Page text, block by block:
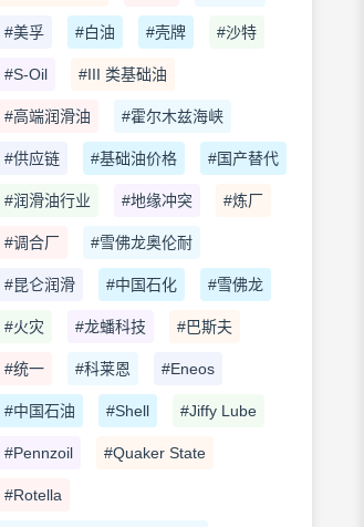
#美孚 #白油 #壳牌 #沙特
#S-Oil #III 类基础油
#高端润滑油 #霍尔木兹海峡
#供应链 #基础油价格 #国产替代
#润滑油行业 #地缘冲突 #炼厂
#调合厂 #雪佛龙奥伦耐
#昆仑润滑 #中国石化 #雪佛龙
#火灾 #龙蟠科技 #巴斯夫
#统一 #科莱恩 #Eneos
#中国石油 #Shell #Jiffy Lube
#Pennzoil #Quaker State
#Rotella